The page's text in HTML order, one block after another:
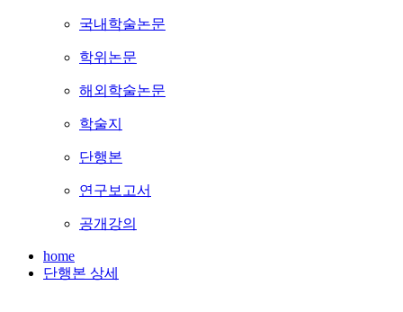
국내학술논문
학위논문
해외학술논문
학술지
단행본
연구보고서
공개강의
home
단행본 상세